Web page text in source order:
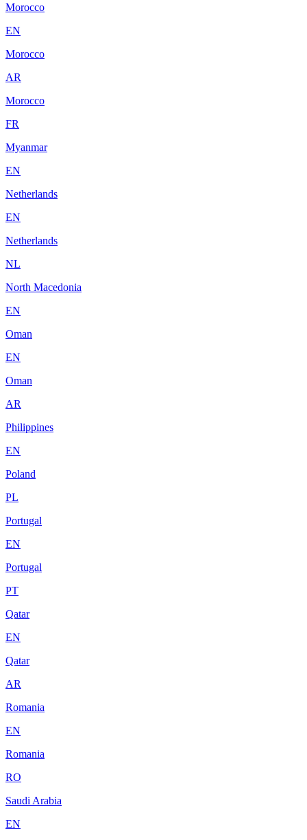
Morocco
EN
Morocco
AR
Morocco
FR
Myanmar
EN
Netherlands
EN
Netherlands
NL
North Macedonia
EN
Oman
EN
Oman
AR
Philippines
EN
Poland
PL
Portugal
EN
Portugal
PT
Qatar
EN
Qatar
AR
Romania
EN
Romania
RO
Saudi Arabia
EN